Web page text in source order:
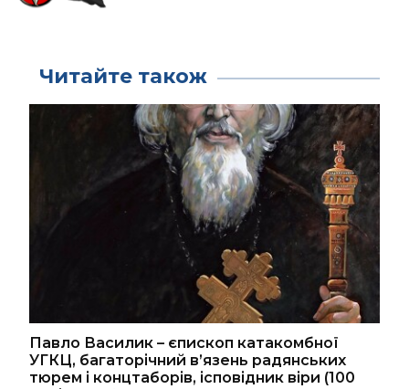
Читайте також
Павло Василик – єпископ катакомбної
УГКЦ, багаторічний в’язень радянських
тюрем і концтаборів, ісповідник віри (100